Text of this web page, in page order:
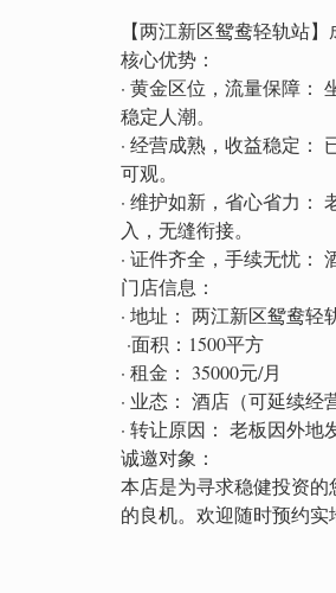
【两江新区鸳鸯轻轨站
核心优势：
· 黄金区位，流量保障：
稳定人潮。
· 经营成熟，收益稳定：
可观。
· 维护如新，省心省力：
入，无缝衔接。
· 证件齐全，手续无忧：
门店信息：
· 地址： 两江新区鸳鸯轻
·面积：1500平方
· 租金： 35000元/月
· 业态： 酒店（可延续经
· 转让原因： 老板因外地
诚邀对象：
本店是为寻求稳健投资
的良机。欢迎随时预约实